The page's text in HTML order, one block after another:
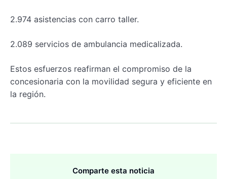
2.974 asistencias con carro taller.
2.089 servicios de ambulancia medicalizada.
Estos esfuerzos reafirman el compromiso de la
concesionaria con la movilidad segura y eficiente en
la región.
Comparte esta noticia